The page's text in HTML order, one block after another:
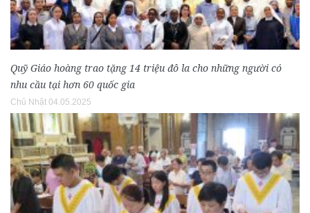
Quỹ Giáo hoàng trao tặng 14 triệu đô la cho những người có
nhu cầu tại hơn 60 quốc gia
Chủ Nhật 04.05.2025